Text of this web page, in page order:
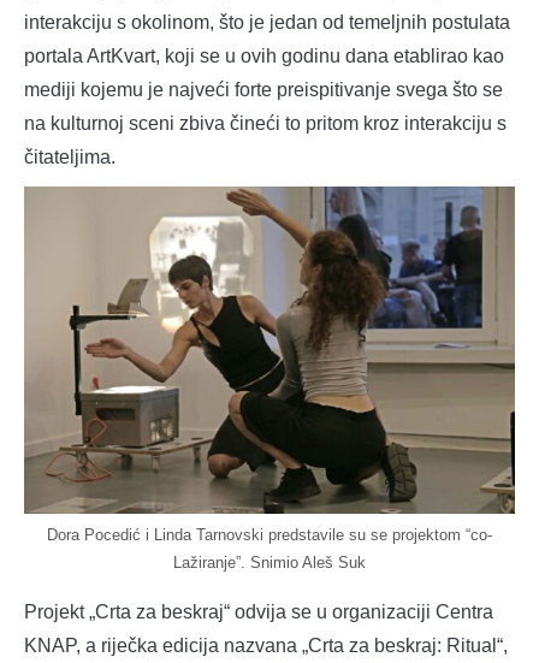
interakciju s okolinom, što je jedan od temeljnih postulata
portala ArtKvart, koji se u ovih godinu dana etablirao kao
mediji kojemu je najveći forte preispitivanje svega što se
na kulturnoj sceni zbiva čineći to pritom kroz interakciju s
čitateljima.
Dora Pocedić i Linda Tarnovski predstavile su se projektom “co-
Lažiranje”. Snimio Aleš Suk
Projekt „Crta za beskraj“ odvija se u organizaciji Centra
KNAP, a riječka edicija nazvana „Crta za beskraj: Ritual“,